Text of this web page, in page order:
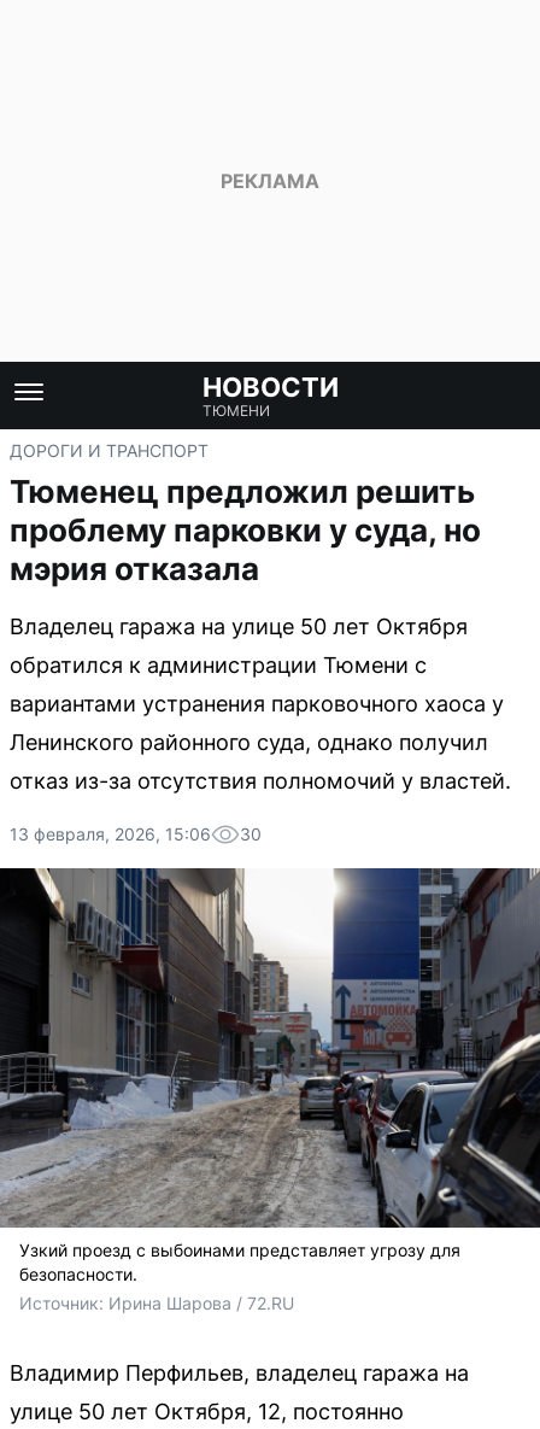
НОВОСТИ
ТЮМЕНИ
ДОРОГИ И ТРАНСПОРТ
Тюменец предложил решить
проблему парковки у суда, но
мэрия отказала
Владелец гаража на улице 50 лет Октября
обратился к администрации Тюмени с
вариантами устранения парковочного хаоса у
Ленинского районного суда, однако получил
отказ из-за отсутствия полномочий у властей.
13 февраля, 2026, 15:06 30
Узкий проезд с выбоинами представляет угрозу для
безопасности.
Источник: Ирина Шарова / 72.RU
Владимир Перфильев, владелец гаража на
улице 50 лет Октября, 12, постоянно